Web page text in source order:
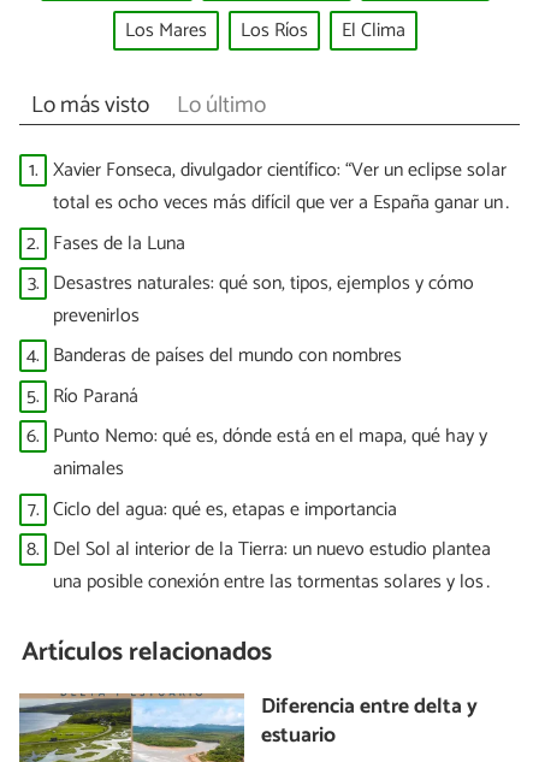
Los Mares
Los Ríos El Clima
Lo más visto Lo último
1. Xavier Fonseca, divulgador científico: “Ver un eclipse solar
total es ocho veces más difícil que ver a España ganar un
Mundial”
2. Fases de la Luna
3. Desastres naturales: qué son, tipos, ejemplos y cómo
prevenirlos
4. Banderas de países del mundo con nombres
5. Río Paraná
6. Punto Nemo: qué es, dónde está en el mapa, qué hay y
animales
7. Ciclo del agua: qué es, etapas e importancia
8. Del Sol al interior de la Tierra: un nuevo estudio plantea
una posible conexión entre las tormentas solares y los
Artículos relacionados
Diferencia entre delta y
estuario